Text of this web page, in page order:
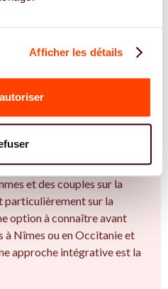
Afficher les détails
expert.e.s en
?
dans dans
et des couples sur la
sur la
option à connaître avant
à Nîmes ou en Occitanie et
approche intégrative est la